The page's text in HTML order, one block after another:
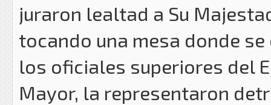
juraron lealtad a Su
tocando una mesa donde
los oficiales superiores del
Mayor, la representaron